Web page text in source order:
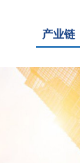
产业链